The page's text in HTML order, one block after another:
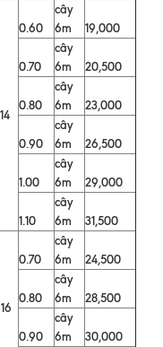
0.60
cây
6m
19,000
0.70
cây
6m
20,500
0.80
cây
6m
23,000
0.90
cây
6m
26,500
1.00
cây
6m
29,000
1.10
cây
6m
31,500
0.70
cây
6m
24,500
0.80
cây
6m
28,500
0.90
cây
6m
30,000